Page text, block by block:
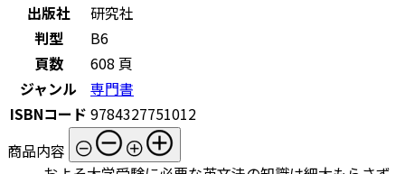
出版社
研究社
判型
B6
頁数
608 頁
ジャンル
専門書
ISBNコード 9784327751012
商品内容